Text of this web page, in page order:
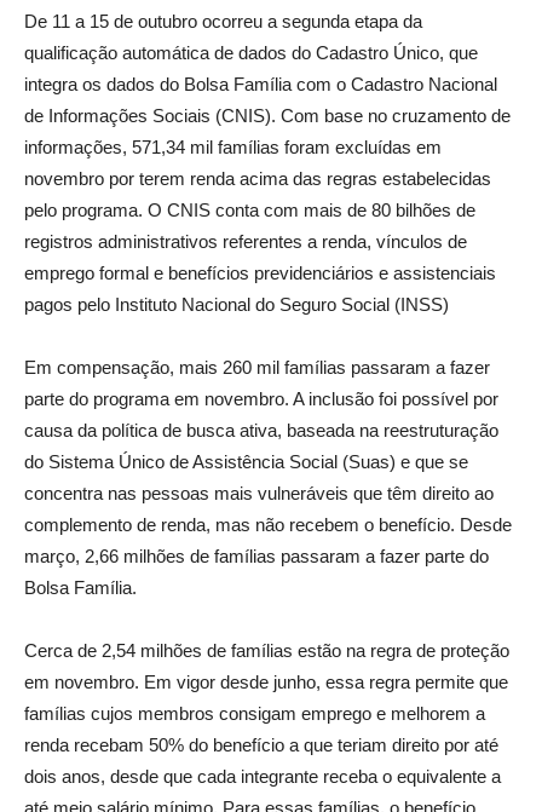
De 11 a 15 de outubro ocorreu a segunda etapa da
qualificação automática de dados do Cadastro Único, que
integra os dados do Bolsa Família com o Cadastro Nacional
de Informações Sociais (CNIS). Com base no cruzamento de
informações, 571,34 mil famílias foram excluídas em
novembro por terem renda acima das regras estabelecidas
pelo programa. O CNIS conta com mais de 80 bilhões de
registros administrativos referentes a renda, vínculos de
emprego formal e benefícios previdenciários e assistenciais
pagos pelo Instituto Nacional do Seguro Social (INSS)
Em compensação, mais 260 mil famílias passaram a fazer
parte do programa em novembro. A inclusão foi possível por
causa da política de busca ativa, baseada na reestruturação
do Sistema Único de Assistência Social (Suas) e que se
concentra nas pessoas mais vulneráveis que têm direito ao
complemento de renda, mas não recebem o benefício. Desde
março, 2,66 milhões de famílias passaram a fazer parte do
Bolsa Família.
Cerca de 2,54 milhões de famílias estão na regra de proteção
em novembro. Em vigor desde junho, essa regra permite que
famílias cujos membros consigam emprego e melhorem a
renda recebam 50% do benefício a que teriam direito por até
dois anos, desde que cada integrante receba o equivalente a
até meio salário mínimo. Para essas famílias, o benefício